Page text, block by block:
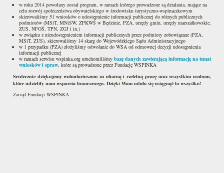
w roku 2014 powołany został program, w ramach którego prowadzone są działania, mające na
celu rozwój społeczeństwa obywatelskiego w środowisku turystyczno-wspinaczkowym
skierowaliśmy 51 wniosków o udostępnienie informacji publicznej do różnych publicznych
podmiotów (MSiT, MNiSW, ZPKWŚ w Będzinie, PZA, urzędy gmin, urzędy marszałkowskie,
ZUS, NFOŚ, TPN, ZGJ i in.)
w związku z nieudostępnieniem informacji publicznych przez podmioty zobowiązane (PZA,
MSiT, ZUS), skierowaliśmy 14 skarg do Wojewódzkiego Sądu Administracyjnego
w 1 przypadku (PZA) złożyliśmy odwołanie do WSA od odmownej decyzji udostępnienia
informacji publicznej
w ramach serwisu wspinka.org uruchomiliśmy bazę danych zawierającą informację na temat
wniosków i spraw , które są prowadzone przez Fundację WSPINKA
Serdecznie dziękujemy wolontariuszom za ofiarną i rzetelną pracę oraz wszystkim osobom,
które udzieliły nam wsparcia finansowego. Dzięki Wam udało się osiągnąć to wszystko!
Zarząd Fundacji WSPINKA